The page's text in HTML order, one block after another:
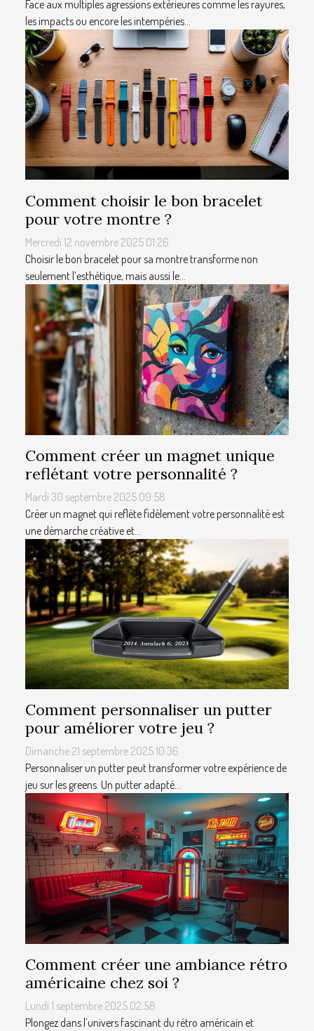
Face aux multiples agressions extérieures comme les rayures,
les impacts ou encore les intempéries...
Comment choisir le bon bracelet
pour votre montre ?
Mercredi 12 novembre 2025 01:26
Choisir le bon bracelet pour sa montre transforme non
seulement l’esthétique, mais aussi le...
Comment créer un magnet unique
reflétant votre personnalité ?
Mardi 30 septembre 2025 09:58
Créer un magnet qui reflète fidèlement votre personnalité est
une démarche créative et...
Comment personnaliser un putter
pour améliorer votre jeu ?
Dimanche 21 septembre 2025 10:36
Personnaliser un putter peut transformer votre expérience de
jeu sur les greens. Un putter adapté...
Comment créer une ambiance rétro
américaine chez soi ?
Lundi 1 septembre 2025 02:58
Plongez dans l’univers fascinant du rétro américain et